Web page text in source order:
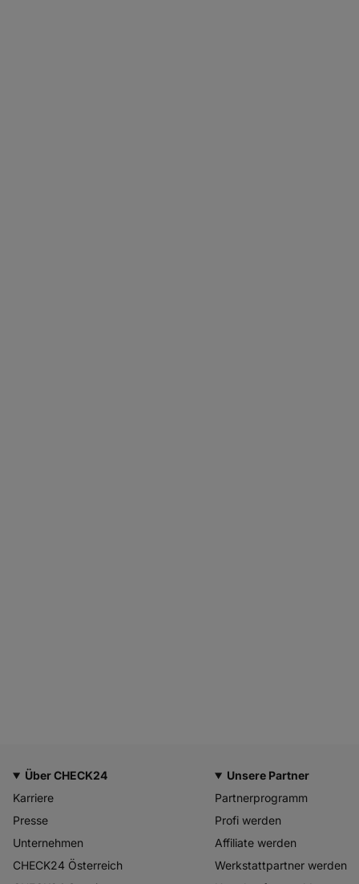
Über CHECK24
Karriere
Presse
Unternehmen
CHECK24 Österreich
Unsere Partner
Partnerprogramm
Profi werden
Affiliate werden
Werkstattpartner werden